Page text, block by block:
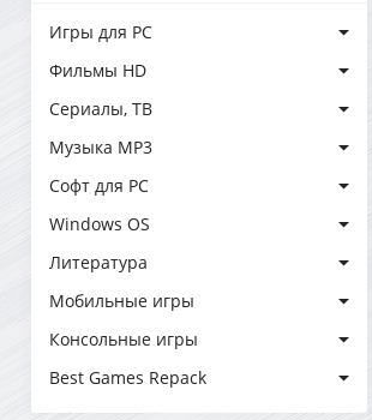
Игры для PC
Фильмы HD
Сериалы, ТВ
Музыка MP3
Софт для PC
Windows OS
Литература
Мобильные игры
Консольные игры
Best Games Repack